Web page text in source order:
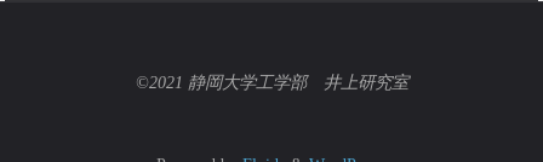
©2021 静岡大学工学部 井上研究室